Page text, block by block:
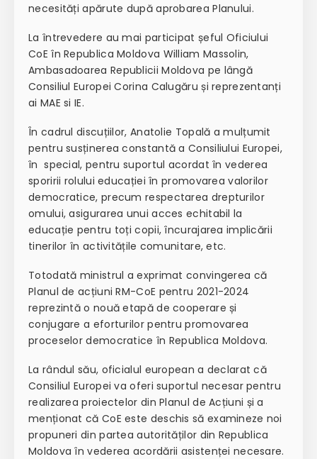
necesități apărute după aprobarea Planului.
La întrevedere au mai participat șeful Oficiului
CoE în Republica Moldova William Massolin,
Ambasadoarea Republicii Moldova pe lângă
Consiliul Europei Corina Calugăru și reprezentanți
ai MAE si IE.
În cadrul discuțiilor, Anatolie Topală a mulțumit
pentru susținerea constantă a Consiliului Europei,
în special, pentru suportul acordat în vederea
sporirii rolului educației în promovarea valorilor
democratice, precum respectarea drepturilor
omului, asigurarea unui acces echitabil la
educație pentru toți copii, încurajarea implicării
tinerilor în activitățile comunitare, etc.
Totodată ministrul a exprimat convingerea că
Planul de acțiuni RM-CoE pentru 2021-2024
reprezintă o nouă etapă de cooperare și
conjugare a eforturilor pentru promovarea
proceselor democratice în Republica Moldova.
La rândul său, oficialul european a declarat că
Consiliul Europei va oferi suportul necesar pentru
realizarea proiectelor din Planul de Acțiuni și a
menționat că CoE este deschis să examineze noi
propuneri din partea autorităților din Republica
Moldova în vederea acordării asistenței necesare.